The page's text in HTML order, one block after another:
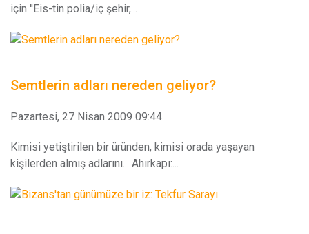
için ''Eis-tin polia/iç şehir,...
Semtlerin adları nereden geliyor?
Pazartesi, 27 Nisan 2009 09:44
Kimisi yetiştirilen bir üründen, kimisi orada yaşayan
kişilerden almış adlarını... Ahırkapı:...